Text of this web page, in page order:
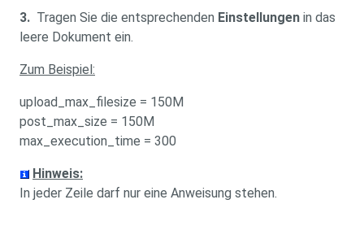
3. Tragen Sie die entsprechenden Einstellungen in das
leere Dokument ein.
Zum Beispiel:
upload_max_filesize = 150M
post_max_size = 150M
max_execution_time = 300
Hinweis:
In jeder Zeile darf nur eine Anweisung stehen.